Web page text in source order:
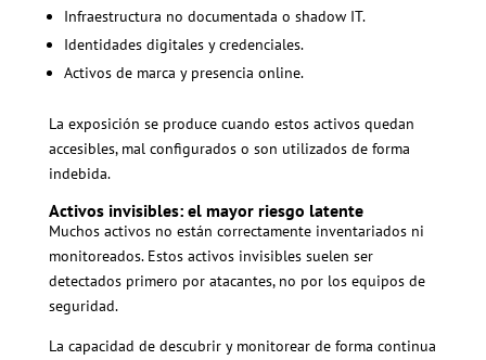
Infraestructura no documentada o shadow IT.
Identidades digitales y credenciales.
Activos de marca y presencia online.
La exposición se produce cuando estos activos quedan
accesibles, mal configurados o son utilizados de forma
indebida.
Activos invisibles: el mayor riesgo latente
Muchos activos no están correctamente inventariados ni
monitoreados. Estos activos invisibles suelen ser
detectados primero por atacantes, no por los equipos de
seguridad.
La capacidad de descubrir y monitorear de forma continua